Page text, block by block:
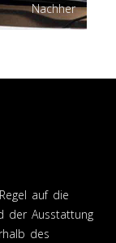
Nachher
auf die
der Ausstattung
des